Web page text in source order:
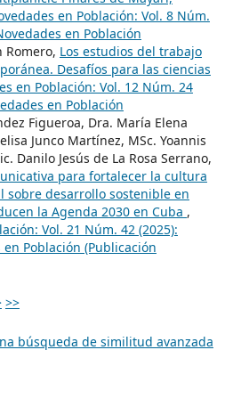
en Población: Vol. 8 Núm.
en Población
Romero, Los estudios del trabajo
Desafíos para las ciencias
en Población: Vol. 12 Núm. 24
en Población
Figueroa, Dra. María Elena
Junco Martínez, MSc. Yoannis
Danilo Jesús de La Rosa Serrano,
para fortalecer la cultura
sobre desarrollo sostenible en
la Agenda 2030 en Cuba ,
Vol. 21 Núm. 42 (2025):
en Población (Publicación
>>
búsqueda de similitud avanzada